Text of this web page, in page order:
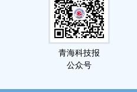
青海科技报
公众号